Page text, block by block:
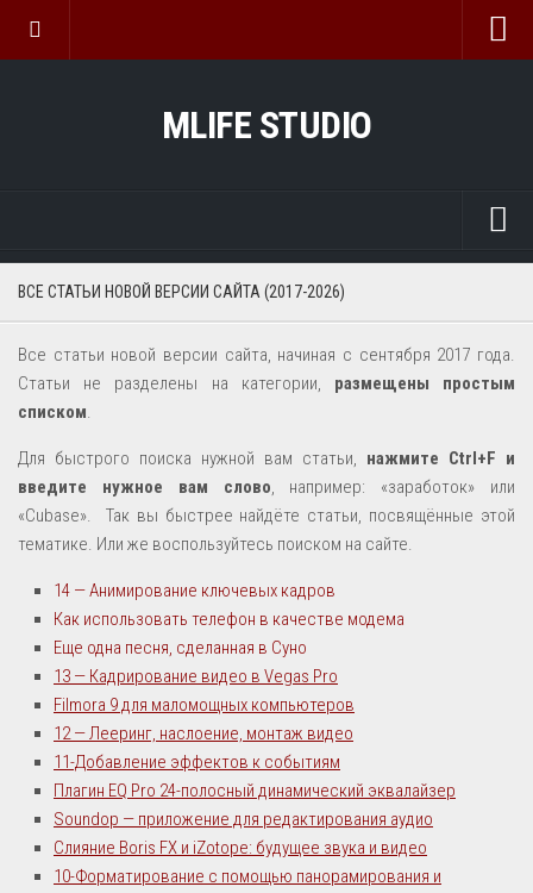
Мой Ютуб канал
ОЗВУЧИВАНИЕ
MLIFE STUDIO
ADOBE AUDITION
CUBASE
Другие DAW
VST
Полезно
ВИДЕО (Vegas Pro+)
О ЗАРАБОТКЕ
УСТРОЙСТВО МУЗЫКИ
SOUND-ДИЗАЙН
ВСЕ СТАТЬИ НОВОЙ ВЕРСИИ САЙТА (2017-2026)
Все статьи новой версии сайта, начиная с сентября 2017 года.
Статьи не разделены на категории, размещены простым
списком.
Для быстрого поиска нужной вам статьи, нажмите Сtrl+F и
введите нужное вам слово, например: «заработок» или
«Cubase». Так вы быстрее найдёте статьи, посвящённые этой
тематике. Или же воспользуйтесь поиском на сайте.
14 — Анимирование ключевых кадров
Как использовать телефон в качестве модема
Еще одна песня, сделанная в Суно
13 — Кадрирование видео в Vegas Pro
Filmora 9 для маломощных компьютеров
12 — Лееринг, наслоение, монтаж видео
11-Добавление эффектов к событиям
Плагин EQ Pro 24-полосный динамический эквалайзер
Soundop — приложение для редактирования аудио
Слияние Boris FX и iZotope: будущее звука и видео
10-Форматирование с помощью панорамирования и